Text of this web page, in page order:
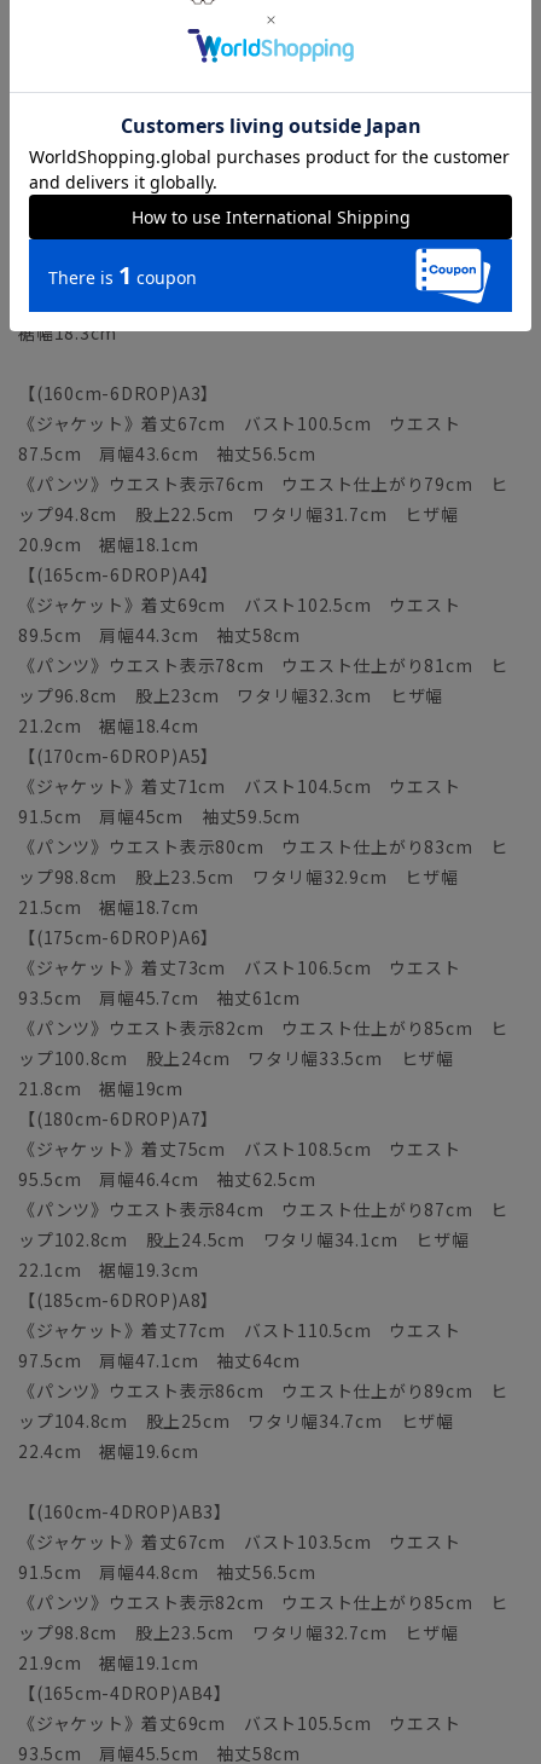
《ジャケット》着丈73cm バスト104.5cm ウエスト
91.5cm 肩幅45.1cm 袖丈61cm
《パンツ》ウエスト表示78cm ウエスト仕上がり81cm ヒ
ップ96.8cm 股上23.5cm ワタリ幅32.4cm ヒザ幅
20.8cm 裾幅18cm
【(180cm-8DROP)YA7】
《ジャケット》着丈75cm バスト106.5cm ウエスト
93.5cm 肩幅45.8cm 袖丈62.5cm
《パンツ》ウエスト表示80cm ウエスト仕上がり83cm ヒ
ップ98.8cm 股上24cm ワタリ幅33cm ヒザ幅21.1cm
裾幅18.3cm
【(160cm-6DROP)A3】
《ジャケット》着丈67cm バスト100.5cm ウエスト
87.5cm 肩幅43.6cm 袖丈56.5cm
《パンツ》ウエスト表示76cm ウエスト仕上がり79cm ヒ
ップ94.8cm 股上22.5cm ワタリ幅31.7cm ヒザ幅
20.9cm 裾幅18.1cm
【(165cm-6DROP)A4】
《ジャケット》着丈69cm バスト102.5cm ウエスト
89.5cm 肩幅44.3cm 袖丈58cm
《パンツ》ウエスト表示78cm ウエスト仕上がり81cm ヒ
ップ96.8cm 股上23cm ワタリ幅32.3cm ヒザ幅
21.2cm 裾幅18.4cm
【(170cm-6DROP)A5】
《ジャケット》着丈71cm バスト104.5cm ウエスト
91.5cm 肩幅45cm 袖丈59.5cm
《パンツ》ウエスト表示80cm ウエスト仕上がり83cm ヒ
ップ98.8cm 股上23.5cm ワタリ幅32.9cm ヒザ幅
21.5cm 裾幅18.7cm
【(175cm-6DROP)A6】
《ジャケット》着丈73cm バスト106.5cm ウエスト
93.5cm 肩幅45.7cm 袖丈61cm
《パンツ》ウエスト表示82cm ウエスト仕上がり85cm ヒ
ップ100.8cm 股上24cm ワタリ幅33.5cm ヒザ幅
21.8cm 裾幅19cm
【(180cm-6DROP)A7】
《ジャケット》着丈75cm バスト108.5cm ウエスト
95.5cm 肩幅46.4cm 袖丈62.5cm
《パンツ》ウエスト表示84cm ウエスト仕上がり87cm ヒ
ップ102.8cm 股上24.5cm ワタリ幅34.1cm ヒザ幅
22.1cm 裾幅19.3cm
【(185cm-6DROP)A8】
《ジャケット》着丈77cm バスト110.5cm ウエスト
97.5cm 肩幅47.1cm 袖丈64cm
《パンツ》ウエスト表示86cm ウエスト仕上がり89cm ヒ
ップ104.8cm 股上25cm ワタリ幅34.7cm ヒザ幅
22.4cm 裾幅19.6cm
【(160cm-4DROP)AB3】
《ジャケット》着丈67cm バスト103.5cm ウエスト
91.5cm 肩幅44.8cm 袖丈56.5cm
《パンツ》ウエスト表示82cm ウエスト仕上がり85cm ヒ
ップ98.8cm 股上23.5cm ワタリ幅32.7cm ヒザ幅
21.9cm 裾幅19.1cm
【(165cm-4DROP)AB4】
《ジャケット》着丈69cm バスト105.5cm ウエスト
93.5cm 肩幅45.5cm 袖丈58cm